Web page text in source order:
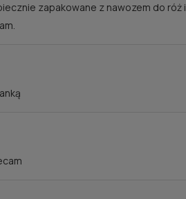
zapakowane z nawozem do róż i